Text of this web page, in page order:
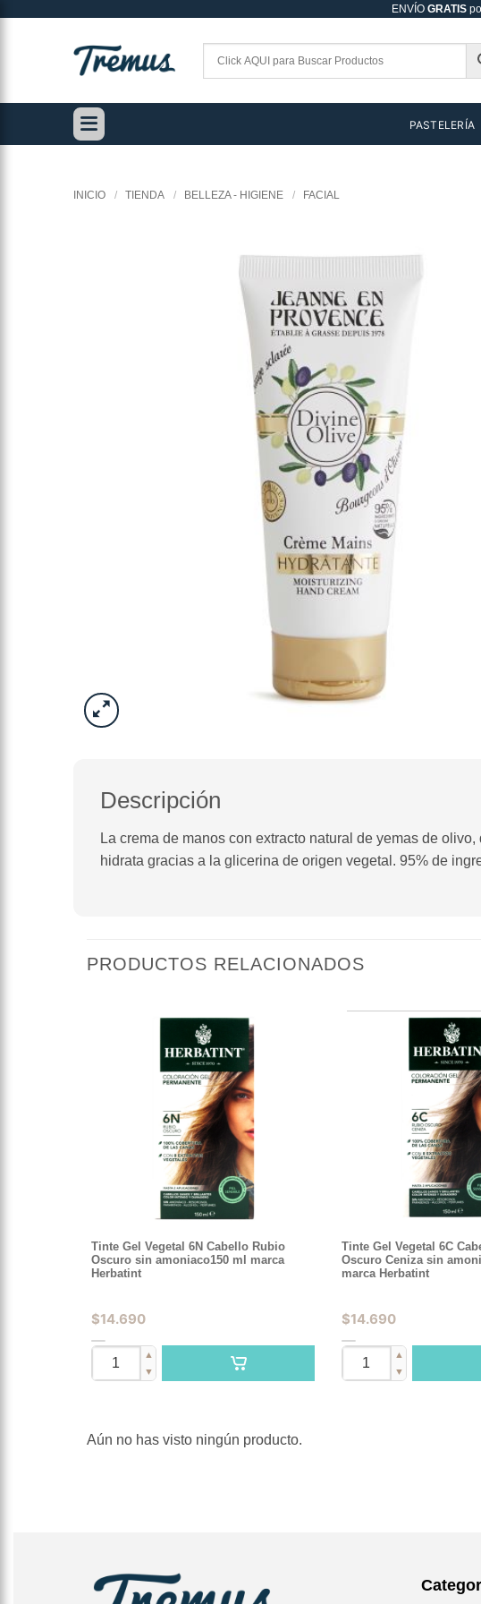
ENVÍO GRATIS
PASTELERÍA
INICIO / TIENDA / BELLEZA - HIGIENE / FACIAL
Descripción
La crema de manos con extracto natural de yemas de
hidrata gracias a la glicerina de origen vegetal. 95% de
PRODUCTOS RELACIONADOS
Tinte Gel Vegetal 6N Cabello Rubio
Oscuro sin amoniaco150 ml marca
Herbatint
$14.690
▲
▼
Tinte Gel Vegetal 6C
Oscuro Ceniza sin
marca Herbatint
$14.690
▲
▼
Aún no has visto ningún producto.